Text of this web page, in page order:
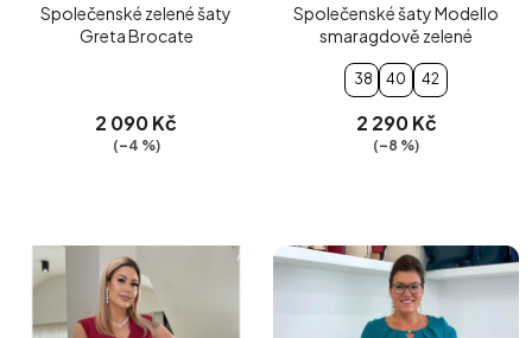
Společenské zelené šaty
Greta Brocate
2 090 Kč
(–4 %)
Společenské šaty Modello
smaragdově zelené
38 40 42
2 290 Kč
(–8 %)